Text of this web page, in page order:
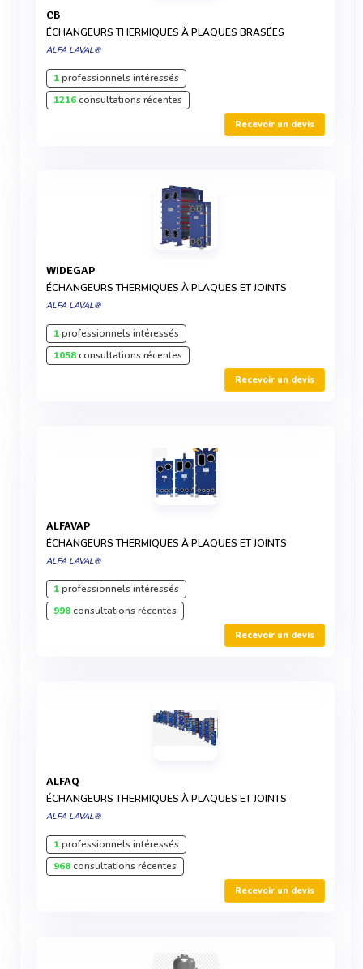
CB
ÉCHANGEURS THERMIQUES À PLAQUES BRASÉES
ALFA LAVAL®
1professionnels intéressés
1216consultations récentes
Recevoir un devis
WIDEGAP
ÉCHANGEURS THERMIQUES À PLAQUES ET JOINTS
ALFA LAVAL®
1professionnels intéressés
1058consultations récentes
Recevoir un devis
ALFAVAP
ÉCHANGEURS THERMIQUES À PLAQUES ET JOINTS
ALFA LAVAL®
1professionnels intéressés
998consultations récentes
Recevoir un devis
ALFAQ
ÉCHANGEURS THERMIQUES À PLAQUES ET JOINTS
ALFA LAVAL®
1professionnels intéressés
968consultations récentes
Recevoir un devis